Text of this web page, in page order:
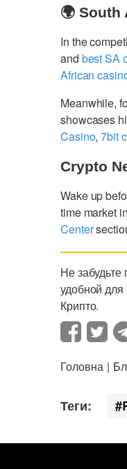
🌍 South
In the
and best SA
African
Meanwhile,
showcases
Casino,7bit
Crypto
Wake up
time market
Center
Не
удобной
Крипто.
Головна
Теги: